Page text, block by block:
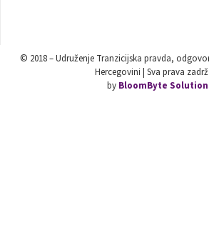
© 2018 – Udruženje Tranzicijska pravda,
Hercegovini | Sva prava
by BloomByte